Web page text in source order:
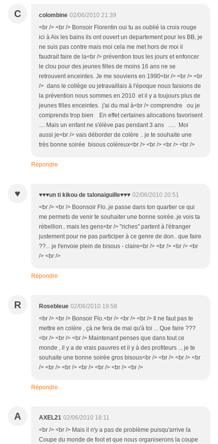
C colombine 02/06/2010 21:39
<br /> <br /> Bonsoir Florentin oui tu as oublié la croix rouge
ici à Aix les bains ils ont ouvert un departement pour les BB, je
ne suis pas contre mais moi cela me met hors de moi il
faudrait faire de la<br /> prévention tous les jours et enfoncer
le clou pour des jeunes filles de moins 16 ans ne se
retrouvent enceintes. Je me souviens en 1990<br /> <br /> <br
/> dans le collège ou jetravaillais à l'époque nous faisions de
la prévention nous sommes en 2010 et il y a toujours plus de
jeunes filles enceintes. j'ai du mal à<br /> comprendre ou je
comprends trop bien En effet certaines allocations favorisent
.... Mais un enfant ne s'élève pas pendant 3 ans ..... Moi
aussi je<br /> vais déborder de colère .. je te souhaite une
très bonne soirée bisous colèreux<br /> <br /> <br /> <br />
Répondre
♥ ♥♥♥un ti kikou de talonaiguille♥♥♥ 02/06/2010 20:51
<br /> <br /> Boonsoir Flo..je passe dans ton quartier ce qui
me permets de venir te souhaiter une bonne soirée..je vois ta
rébellion.. mais les gens<br /> "riches" partent à l'étranger
justement pour ne pas participer à ce genre de don.. que faire
??... je t'envoie plein de bisous - claire<br /> <br /> <br /> <br
/> <br />
Répondre
R Rosebleue 02/06/2010 19:58
<br /> <br /> Bonsoir Flo.<br /> <br /> <br /> Il ne faut pas te
mettre en colère , çà ne fera de mal qu'à toi ... Que faire ???
<br /> <br /> <br /> Maintenant penses que dans tout ce
monde , il y a de vrais pauvres et il y à des profiteurs ... je te
souhaite une bonne soirée gros bisous<br /> <br /> <br /> <br
/> <br /> <br /> <br /> <br /> <br /> <br />
Répondre
A AXEL21 02/06/2010 18:11
<br /> <br /> Mais il n'y a pas de problème puisqu'arrive la
Coupe du monde de foot et que nous organiserons la coupe